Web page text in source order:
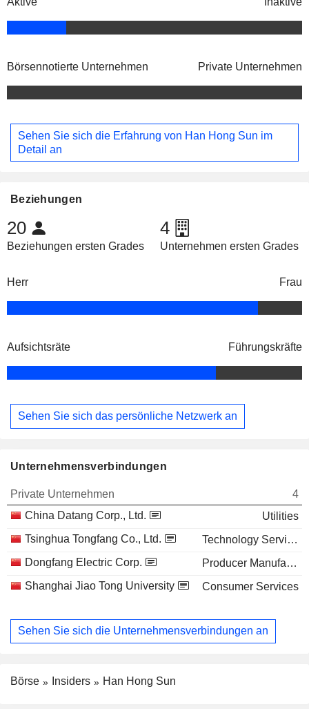
Börsennotierte Unternehmen Private Unternehmen
Sehen Sie sich die Erfahrung von Han Hong Sun im
Detail an
Beziehungen
20
Beziehungen ersten Grades
4
Unternehmen ersten Grades
Herr Frau
Aufsichtsräte Führungskräfte
Sehen Sie sich das persönliche Netzwerk an
Unternehmensverbindungen
Private Unternehmen
4
China Datang Corp., Ltd.
Utilities
Tsinghua Tongfang Co., Ltd.
Technology Services
Dongfang Electric Corp.
Producer Manufacturing
Shanghai Jiao Tong University
Consumer Services
Sehen Sie sich die Unternehmensverbindungen an
Börse Insiders Han Hong Sun